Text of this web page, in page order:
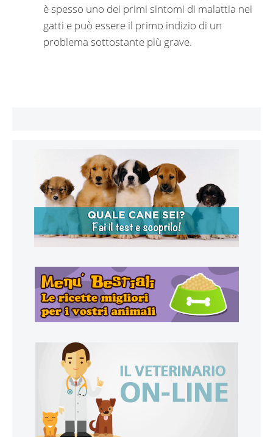
è spesso uno dei primi sintomi di malattia nei
gatti e può essere il primo indizio di un
problema sottostante più grave.